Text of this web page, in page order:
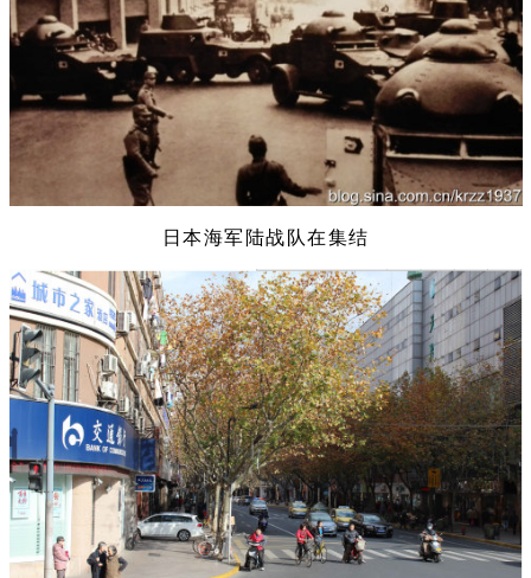
日本海军陆战队在集结